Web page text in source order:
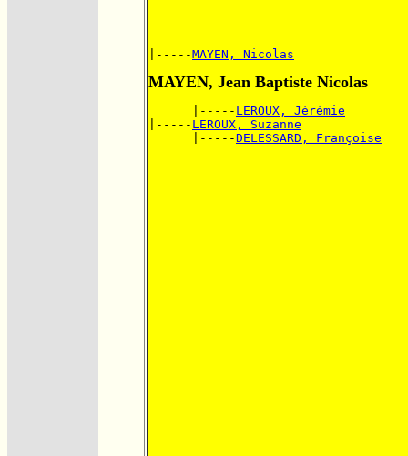
|-----MAYEN, Nicolas
MAYEN, Jean Baptiste Nicolas
      |-----
LEROUX, Jérémie
|----- LEROUX, Suzanne
      |-----
DELESSARD, Françoise